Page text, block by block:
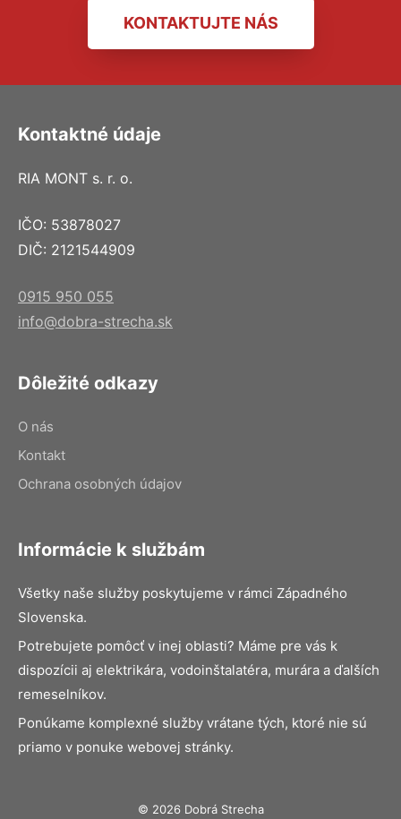
KONTAKTUJTE NÁS
Kontaktné údaje
RIA MONT s. r. o.
IČO: 53878027
DIČ: 2121544909
0915 950 055
info@dobra-strecha.sk
Dôležité odkazy
O nás
Kontakt
Ochrana osobných údajov
Informácie k službám
Všetky naše služby poskytujeme v rámci Západného
Slovenska.
Potrebujete pomôcť v inej oblasti? Máme pre vás k
dispozícii aj elektrikára, vodoinštalatéra, murára a ďalších
remeselníkov.
Ponúkame komplexné služby vrátane tých, ktoré nie sú
priamo v ponuke webovej stránky.
© 2026 Dobrá Strecha